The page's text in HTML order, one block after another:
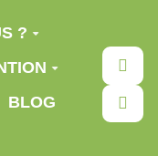
?
BLOG